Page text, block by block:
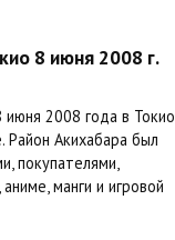
8 июня 2008 г.
2008 года в Токио
Акихабара был
покупателями,
манги и игровой